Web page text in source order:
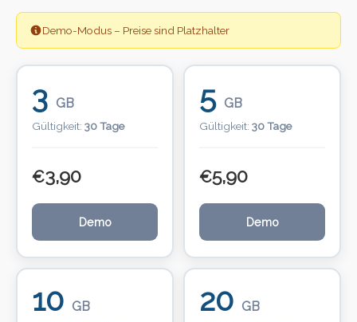
Demo-Modus – Preise sind Platzhalter
3 GB
Gültigkeit: 30 Tage
€3,90
Demo
5 GB
Gültigkeit: 30 Tage
€5,90
Demo
10 GB 20 GB